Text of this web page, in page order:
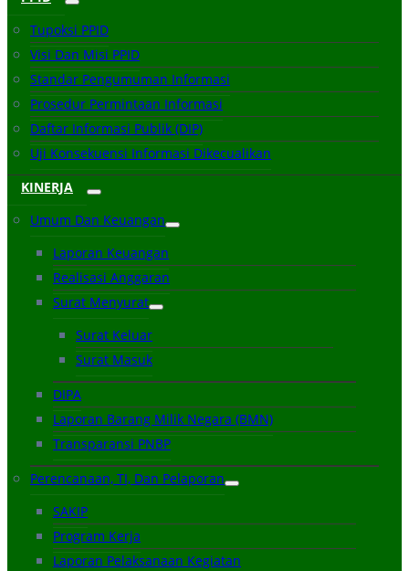
Tupoksi PPID
Visi Dan Misi PPID
Standar Pengumuman Informasi
Prosedur Permintaan Informasi
Daftar Informasi Publik (DIP)
Uji Konsekuensi Informasi Dikecualikan
KINERJA
Umum Dan Keuangan
Laporan Keuangan
Realisasi Anggaran
Surat Menyurat
Surat Keluar
Surat Masuk
DIPA
Laporan Barang Milik Negara (BMN)
Transparansi PNBP
Perencanaan, TI, Dan Pelaporan
SAKIP
Program Kerja
Laporan Pelaksanaan Kegiatan